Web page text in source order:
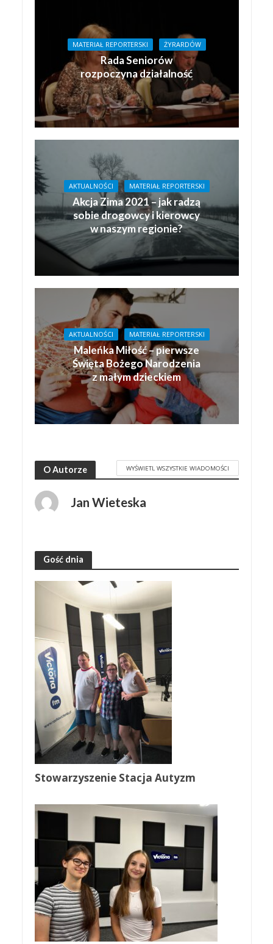
MATERIAŁ REPORTERSKI ŻYRARDÓW
Rada Seniorów
rozpoczyna działalność
AKTUALNOŚCI MATERIAŁ REPORTERSKI
Akcja Zima 2021 – jak radzą
sobie drogowcy i kierowcy
w naszym regionie?
AKTUALNOŚCI MATERIAŁ REPORTERSKI
Maleńka Miłość – pierwsze
Święta Bożego Narodzenia
z małym dzieckiem
O Autorze WYŚWIETL WSZYSTKIE WIADOMOŚCI
Jan Wieteska
Gość dnia
Stowarzyszenie Stacja Autyzm